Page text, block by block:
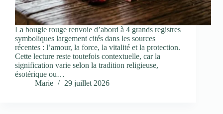
La bougie rouge renvoie d’abord à 4 grands registres
symboliques largement cités dans les sources
récentes : l’amour, la force, la vitalité et la protection.
Cette lecture reste toutefois contextuelle, car la
signification varie selon la tradition religieuse,
ésotérique ou…
Marie
29 juillet 2026